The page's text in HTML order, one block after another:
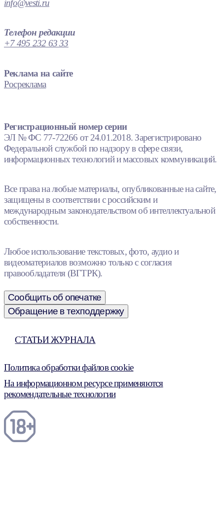
info@vesti.ru
Телефон редакции
+7 495 232 63 33
Реклама на сайте
Росреклама
Регистрационный номер серии
ЭЛ № ФС 77-72266 от 24.01.2018. Зарегистрировано
Федеральной службой по надзору в сфере связи,
информационных технологий и массовых коммуникаций.
Все права на любые материалы, опубликованные на сайте,
защищены в соответствии с российским и
международным законодательством об интеллектуальной
собственности.
Любое использование текстовых, фото, аудио и
видеоматериалов возможно только с согласия
правообладателя (ВГТРК).
Сообщить об опечатке
Обращение в техподдержку
СТАТЬИ ЖУРНАЛА
Политика обработки файлов cookie
На информационном ресурсе применяются
рекомендательные технологии